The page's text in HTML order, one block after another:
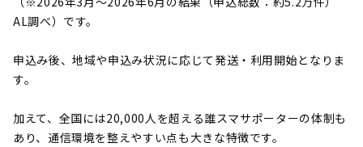
AL調べ）です。
申込み後、地域や申込み状況に応じて発送・利用開始となりま
す。
加えて、全国には20,000人を超える誰スマサポーターの体制も
あり、通信環境を整えやすい点も大きな特徴です。